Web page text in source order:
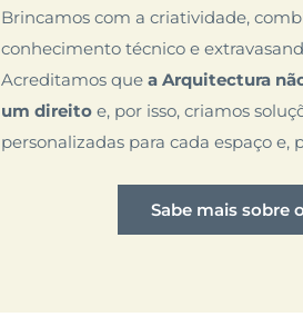
Brincamos com a criatividade,
conhecimento técnico e
Acreditamos quea Arquitectura
um direito e, por isso, criamos
personalizadas para cada espaço e,
Sabe mais sobre